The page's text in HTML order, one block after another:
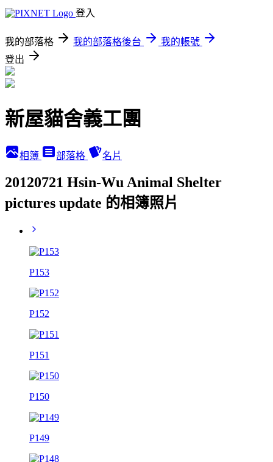
登入
我的部落格 我的部落格後台
我的帳號
登出
新屋貓舍義工團
相簿 部落格 名片
20120721 Hsin-Wu Animal Shelter
pictures update 的相簿照片
P153
P152
P151
P150
P149